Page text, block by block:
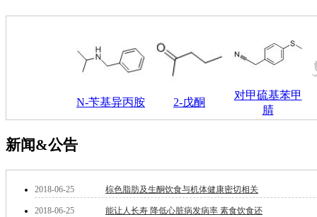
吲哚
替代能源
生物材料
金属和陶瓷科学
纳米材料
有机和印刷电子学
N-苄基异丙胺 2-戊酮
对甲硫基苯甲
腈
新闻&公告
2018-06-25 棕色脂肪及生酮饮食与机体健康密切相关
2018-06-25 能让人长寿 降低心脏病发病率 素食饮食还